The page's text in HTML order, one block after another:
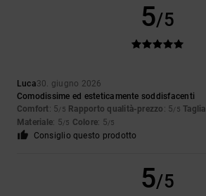
5/5
Luca30. giugno 2026
Comodissime ed esteticamente soddisfacenti
Comfort: 5/5 Rapporto qualità-prezzo : 5/5 Taglia
Materiale: 5/5 Colore: 5/5
Consiglio questo prodotto
5/5